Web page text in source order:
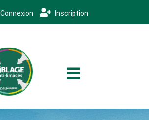
Connexion Inscription